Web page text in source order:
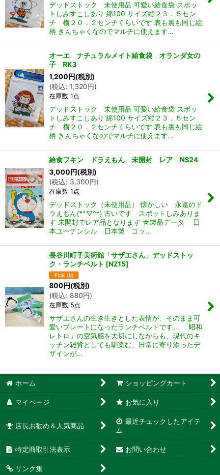
デッドストック 未使用品 可愛い給食袋 スポッ
トしみすこしあり 綿100 サイズ縦２３．５セン
チ 横２０．２センチくらいです 表も裏も同じ絵
柄 きんちゃくなのでマルチに使えます…
オーエ ナチュラルメイト給食袋 オランダ女の
子 RK3
1,200円(税別)
(税込: 1,320円)
在庫数 1点
デッドストック 未使用品 可愛い給食袋 スポッ
トしみすこしあり 綿100 サイズ縦２３．５セン
チ 横２０．２センチくらいです 表も裏も同じ絵
柄 きんちゃくなのでマルチに使えます…
給食フキン ドラえもん 未開封 レア NS24
3,000円(税別)
(税込: 3,300円)
在庫数 1点
デッドストック（未使用品） 懐かしい 永遠のド
ラえもん(*^▽^*) 古いです スポットしみありま
す 未開封でレア品となります ☆製品データ 日
本ユーテンシル 日本製 コッ…
長谷川町子美術館「サザエさん」デッドストッ
ク・ランチベルト [NZ15]
800円(税別)
(税込: 880円)
在庫数 5点
サザエさんの生き生きとした表情が、そのまま可
愛いプレートになったランチベルトです。 「昭和
レトロ」の空気感を大切にしながらも、現代のキ
ッチン雑貨としても馴染む、日常に寄り添ったデ
ザインが…
ホーム ショッピングカート
マイページ お気に入り
店長お勧め＆人気商品
最近チェックしたアイテ
ム
特定商取引法表示 お問い合わせ
リンク集